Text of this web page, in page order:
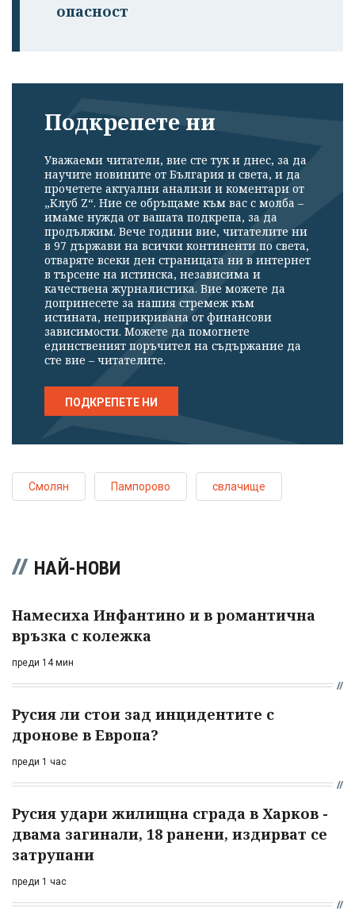
опасност
Подкрепете ни
Уважаеми читатели, вие сте тук и днес, за да
научите новините от България и света, и да
прочетете актуални анализи и коментари от
„Клуб Z“. Ние се обръщаме към вас с молба –
имаме нужда от вашата подкрепа, за да
продължим. Вече години вие, читателите ни
в 97 държави на всички континенти по света,
отваряте всеки ден страницата ни в интернет
в търсене на истинска, независима и
качествена журналистика. Вие можете да
допринесете за нашия стремеж към
истината, неприкривана от финансови
зависимости. Можете да помогнете
единственият поръчител на съдържание да
сте вие – читателите.
ПОДКРЕПЕТЕ НИ
Смолян Пампорово свлачище
НАЙ-НОВИ
Намесиха Инфантино и в романтична
връзка с колежка
преди 14 мин
Русия ли стои зад инцидентите с
дронове в Европа?
преди 1 час
Русия удари жилищна сграда в Харков -
двама загинали, 18 ранени, издирват се
затрупани
преди 1 час